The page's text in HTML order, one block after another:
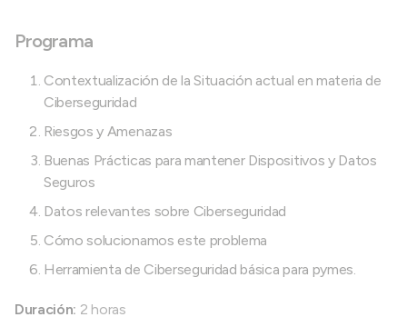
Programa
Contextualización de la Situación actual en materia de
Ciberseguridad
Riesgos y Amenazas
Buenas Prácticas para mantener Dispositivos y Datos
Seguros
Datos relevantes sobre Ciberseguridad
Cómo solucionamos este problema
Herramienta de Ciberseguridad básica para pymes.
Duración: 2 horas